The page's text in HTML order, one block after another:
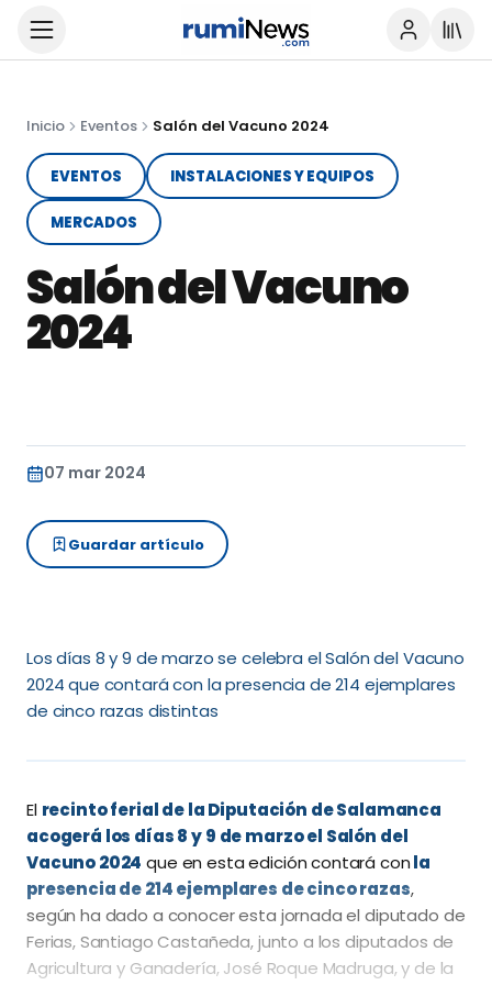
Inicio Eventos Salón del Vacuno 2024
EVENTOS INSTALACIONES Y EQUIPOS
MERCADOS
Salón del Vacuno
2024
07 mar 2024
Guardar artículo
Los días 8 y 9 de marzo se celebra el Salón del Vacuno
2024 que contará con la presencia de 214 ejemplares
de cinco razas distintas
El recinto ferial de la Diputación de Salamanca
acogerá los días 8 y 9 de marzo el Salón del
Vacuno 2024 que en esta edición contará conla
presencia de 214 ejemplares de cinco razas,
según ha dado a conocer esta jornada el diputado de
Ferias, Santiago Castañeda, junto a los diputados de
Agricultura y Ganadería, José Roque Madruga, y de la